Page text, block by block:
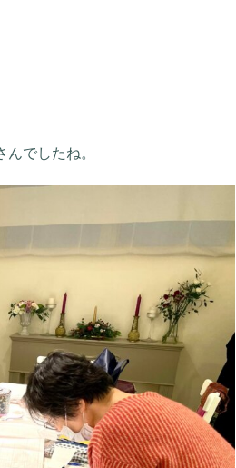
でしたね。